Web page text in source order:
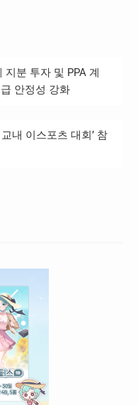
지분 투자 및 PPA 계
안정성 강화
내 이스포츠 대회’ 참